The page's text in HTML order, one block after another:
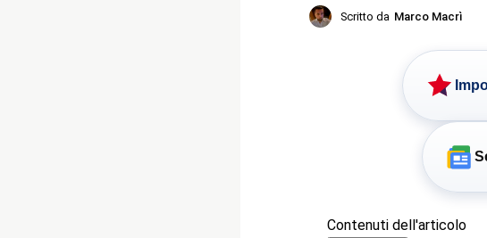
Scritto da Marco Macrì
Contenuti dell'articolo